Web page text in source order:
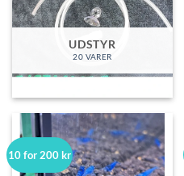
UDSTYR
20 VARER
10 for 200 kr